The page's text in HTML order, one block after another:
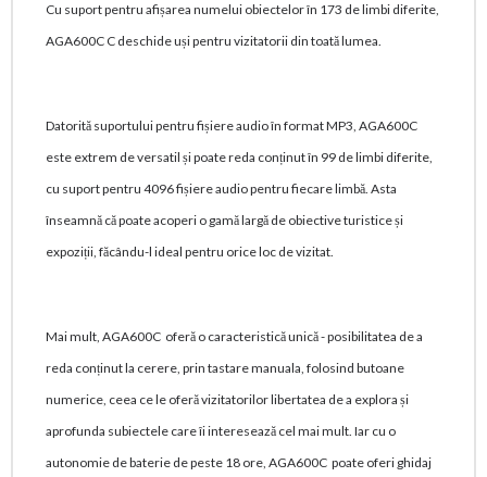
Cu suport pentru afișarea numelui obiectelor în 173 de limbi diferite,
AGA600C C deschide uși pentru vizitatorii din toată lumea.
Datorită suportului pentru fișiere audio în format MP3, AGA600C
este extrem de versatil și poate reda conținut în 99 de limbi diferite,
cu suport pentru 4096 fișiere audio pentru fiecare limbă. Asta
înseamnă că poate acoperi o gamă largă de obiective turistice și
expoziții, făcându-l ideal pentru orice loc de vizitat.
Mai mult, AGA600C oferă o caracteristică unică - posibilitatea de a
reda conținut la cerere, prin tastare manuala, folosind butoane
numerice, ceea ce le oferă vizitatorilor libertatea de a explora și
aprofunda subiectele care îi interesează cel mai mult. Iar cu o
autonomie de baterie de peste 18 ore, AGA600C poate oferi ghidaj